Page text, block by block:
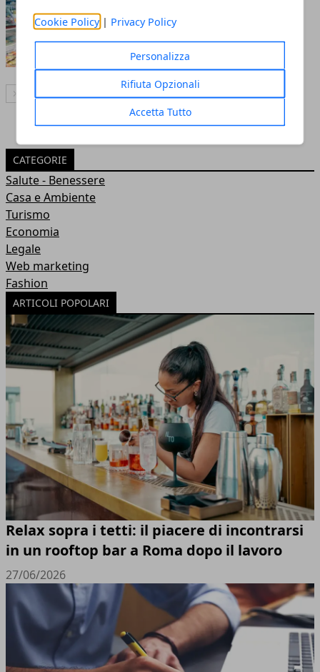
Cookie Policy | Privacy Policy
Personalizza
Rifiuta Opzionali
Accetta Tutto
Articolo Successivo
CATEGORIE
Salute - Benessere
Casa e Ambiente
Turismo
Economia
Legale
Web marketing
Fashion
ARTICOLI POPOLARI
Relax sopra i tetti: il piacere di incontrarsi
in un rooftop bar a Roma dopo il lavoro
27/06/2026